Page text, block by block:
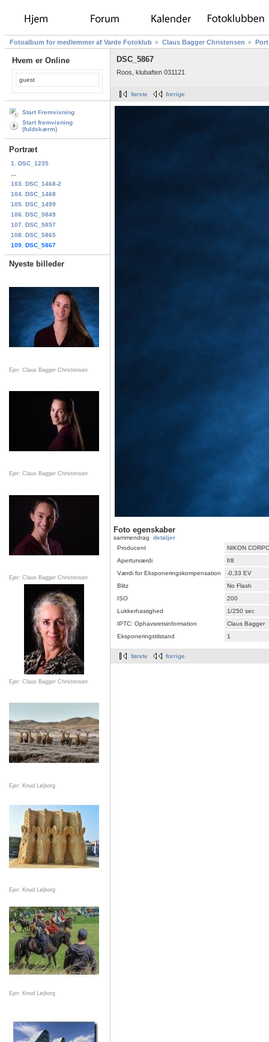
Fotoalbum for medlemmer af Varde Fotoklub Claus Bagger Christensen
Hvem er Online
guest
Start Fremvisning
Start fremvisning
(fuldskærm)
Portræt
1. DSC_1235
103. DSC_1468-2
104. DSC_1468
105. DSC_1499
106. DSC_5849
107. DSC_5857
108. DSC_5865
109. DSC_5867
Nyeste billeder
Ejer: Claus Bagger Christensen
Ejer: Claus Bagger Christensen
Ejer: Claus Bagger Christensen
Ejer: Claus Bagger Christensen
Ejer: Knud Løjborg
Ejer: Knud Løjborg
Ejer: Knud Løjborg
DSC_5867
Roos, klubaften 031121
første forrige
Foto egenskaber
sammendrag detaljer
Producent
NIKON
Aperturværdi
f/8
Værdi for Eksponeringskompensation
-0,33 EV
Blitz
No Flash
ISO
200
Lukkerhastighed
1/250 sec
IPTC: Ophavsretsinformation
Claus Bagger
Eksponeringstilstand
1
første forrige